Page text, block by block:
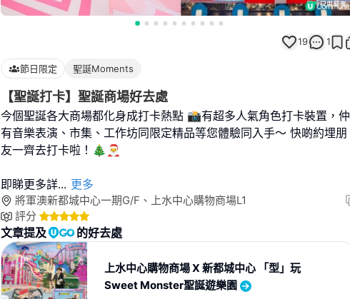
19 1
節日限定 聖誕Moments
【聖誕打卡】聖誕商場好去處
今個聖誕各大商場都化身成打卡熱點 📸有超多人氣角色打卡裝置，仲
有音樂表演、市集、工作坊同限定精品等您體驗同入手～ 快啲約埋朋
友一齊去打卡啦！🎄🎅
即睇更多詳... 更多
將軍澳新都城中心一期G/F、上水中心購物商場L1
評分
文章提及 的好去處
上水中心購物商場 X 新都城中心 「型」玩
Sweet Monster聖誕遊樂園